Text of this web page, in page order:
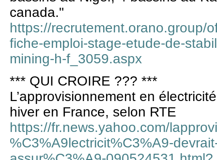
canada."
https://recrutement.orano.group/
fiche-emploi-stage-etude-de-
mining-h-f_3059.aspx
*** QUI CROIRE ??? ***
L’approvisionnement en
hiver en France, selon RTE
https://fr.news.yahoo.com/
%C3%A9lectricit%C3%A9-